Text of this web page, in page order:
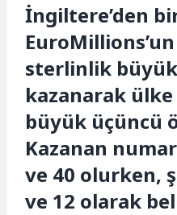
İngiltere’den
sterlinlik
kazanarak
büyük üçüncü
Kazanan
ve 40 olurken,
ve 12 olarak